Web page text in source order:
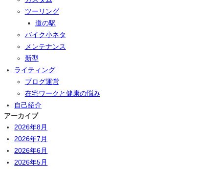
ツーリング
道の駅
バイク小ネタ
メンテナンス
新型
ライティング
ブログ運営
在宅ワークと健康の悩み
自己紹介
アーカイブ
2026年8月
2026年7月
2026年6月
2026年5月